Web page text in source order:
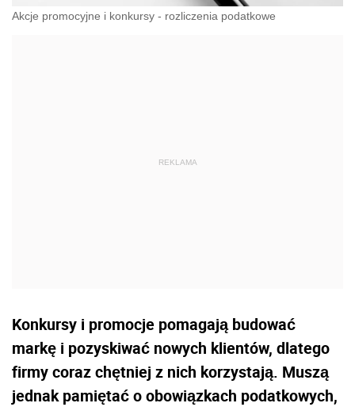
Akcje promocyjne i konkursy - rozliczenia podatkowe
Konkursy i promocje pomagają budować
markę i pozyskiwać nowych klientów, dlatego
firmy coraz chętniej z nich korzystają. Muszą
jednak pamiętać o obowiązkach podatkowych,